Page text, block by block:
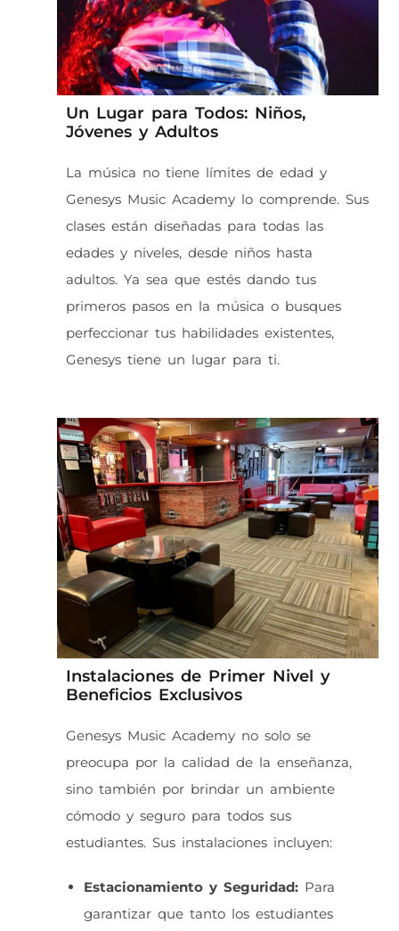
Un Lugar para Todos: Niños,
Jóvenes y Adultos
La música no tiene límites de edad y
Genesys Music Academy lo comprende. Sus
clases están diseñadas para todas las
edades y niveles, desde niños hasta
adultos. Ya sea que estés dando tus
primeros pasos en la música o busques
perfeccionar tus habilidades existentes,
Genesys tiene un lugar para ti.
Instalaciones de Primer Nivel y
Beneficios Exclusivos
Genesys Music Academy no solo se
preocupa por la calidad de la enseñanza,
sino también por brindar un ambiente
cómodo y seguro para todos sus
estudiantes. Sus instalaciones incluyen:
Estacionamiento y Seguridad:Para
garantizar que tanto los estudiantes